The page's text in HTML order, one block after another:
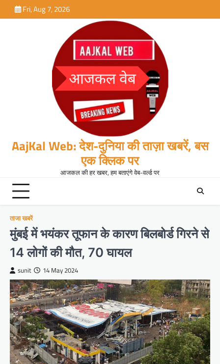
to
Fri, Aug 7, 2026
AajKal Web: देश-दुनिया की ताज़ा खबरें, बस
एक क्लिक पर
आजकल की हर खबर, हम बताएंगे वेब-वर्ल्ड पर
ताजा खबरें
मुंबई में भयंकर तूफान के कारण बिलबोर्ड गिरने से
14 लोगों की मौत, 70 घायल
sunit 14 May 2024